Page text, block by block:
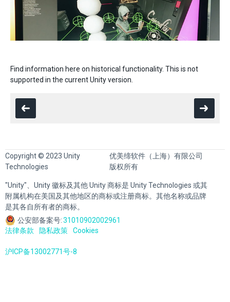
Find information here on historical functionality. This is not
supported in the current Unity version.
Copyright © 2023 Unity
Technologies
优美缔软件（上海）有限公司
版权所有
"Unity"、Unity 徽标及其他 Unity 商标是 Unity Technologies 或其
附属机构在美国及其他地区的商标或注册商标。其他名称或品牌
是其各自所有者的商标。
公安部备案号:31010902002961
法律条款
隐私政策 Cookies
沪ICP备13002771号-8